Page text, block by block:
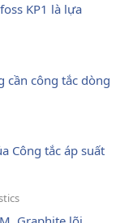
KP1 là lựa
cần công tắc dòng
Công tắc áp suất